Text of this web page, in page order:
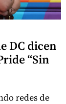
DC dicen
“Sin
redes de